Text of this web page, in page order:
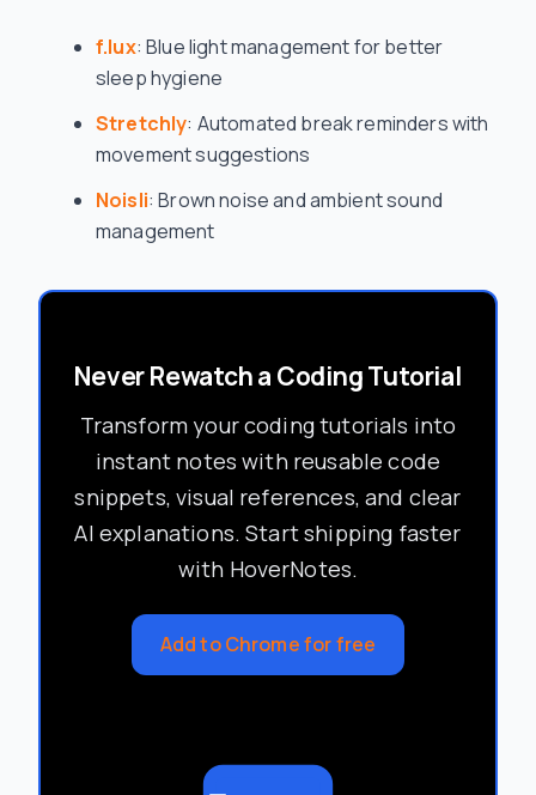
f.lux: Blue light management for better
sleep hygiene
Stretchly: Automated break reminders with
movement suggestions
Noisli: Brown noise and ambient sound
management
Never Rewatch a Coding Tutorial
Transform your coding tutorials into
instant notes with reusable code
snippets, visual references, and clear
AI explanations. Start shipping faster
with HoverNotes.
Add to Chrome for free